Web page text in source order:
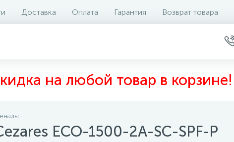
Доставка Оплата Гарантия Возврат товара
на любой товар в корзине!
ECO-1500-2A-SC-SPF-P
исполнения Наличие на складе Отзывы